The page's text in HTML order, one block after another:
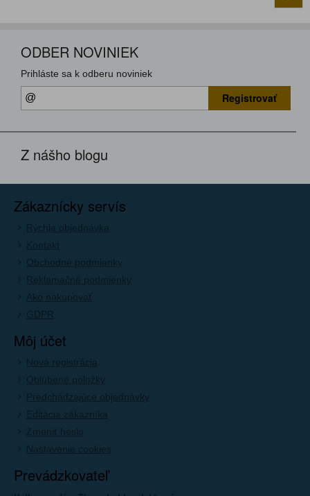
ODBER NOVINIEK
Prihláste sa k odberu noviniek
Registrovať
Z nášho blogu
Zákaznícky servís
Rýchla objednávka
Kontakt
Obchodné podmienky
Reklamačné podmienky
Ako nakupovať
GDPR
Môj účet
Nová registrácia
Oblúbené položky
Predchádzajúce objednávky
Editácia zákazníka
Zmeniť heslo
Nastavenie cookies
Prevádzkovateľ